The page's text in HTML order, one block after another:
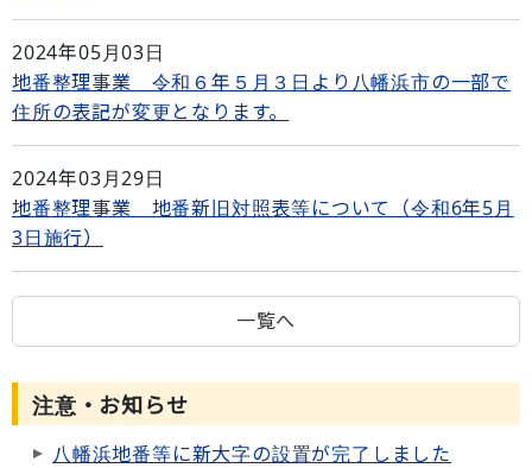
2024年05月03日
地番整理事業 令和６年５月３日より八幡浜市の一部で
住所の表記が変更となります。
2024年03月29日
地番整理事業 地番新旧対照表等について（令和6年5月
3日施行）
一覧へ
注意・お知らせ
八幡浜地番等に新大字の設置が完了しました